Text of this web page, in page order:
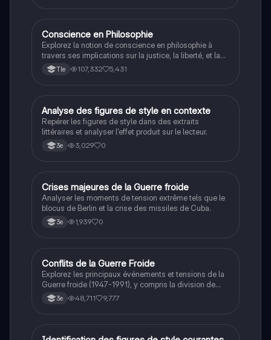
Philosophie
Conscience en Philosophie
Explorez la notion de conscience en philosophie à
travers ses implications sur la justice, la liberté, et la
connaissance. Cette fiche de révision aborde les
débats philosophiques sur la conscience, le cogito, et
étudiants en philosophie cherchant à approfondir leur
compréhension des enjeux éthiques et existentiels.
Tle 107,332 5,431
AFrançais
Analyse des figures de style en contexte
Repérer les figures de style dans des extraits
littéraires et analyser l'effet produit sur le lecteur.
3e 3,029 0
CHistoire
Crises majeures de la Guerre froide
Analyser les moments de tension extrême tels que le
blocus de Berlin et la crise des missiles de Cuba.
3e 1,939 0
Histoire
Conflits de la Guerre Froide
Explorez les principaux événements et tensions de la
Guerre froide (1947-1991), y compris la division de
l'Allemagne, la crise de Cuba, la guerre du Vietnam, et
la course à l'espace. Cette fiche de révision couvre les
historique.
3e 48,711 9,777